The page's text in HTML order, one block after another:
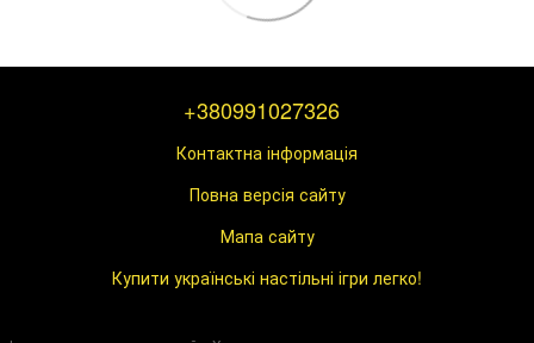
+380991027326
Контактна інформація
Повна версія сайту
Мапа сайту
Купити українські настільні ігри легко!